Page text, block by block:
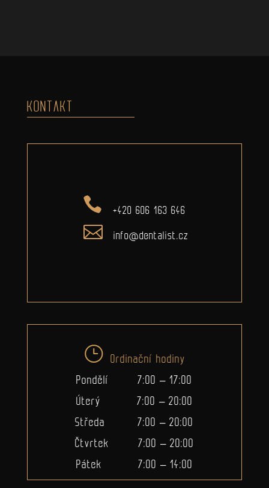
KONTAKT
+420 606 163 646
info@dentalist.cz
Ordinační hodiny
Pondělí 7:00 – 17:00
Úterý 7:00 – 20:00
Středa 7:00 – 20:00
Čtvrtek 7:00 – 20:00
Pátek 7:00 – 14:00